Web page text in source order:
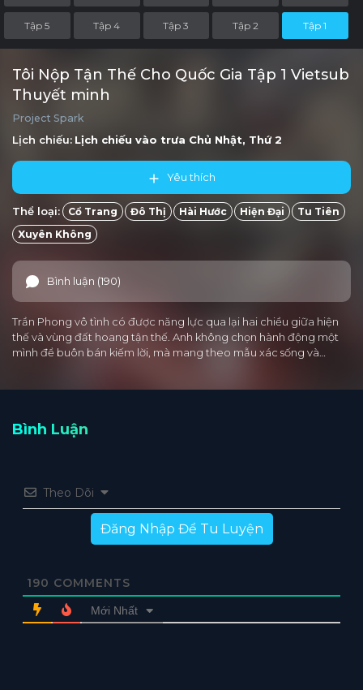
Tập 5 Tập 4 Tập 3 Tập 2 Tập 1
Tôi Nộp Tận Thế Cho Quốc Gia Tập 1 Vietsub
Thuyết minh
Project Spark
Lịch chiếu: Lịch chiếu vào trưa Chủ Nhật, Thứ 2
Yêu thích
Thể loại: Cổ Trang Đô Thị Hài Hước Hiện Đại
Tu Tiên
Xuyên Không
Bình luận (190)
Trần Phong vô tình có được năng lực qua lại hai chiều giữa hiện
thế và vùng đất hoang tận thế. Anh không chọn hành động một
mình để buôn bán kiếm lời, mà mang theo mẫu xác sống và…
Bình Luận
Theo Dõi
Đăng Nhập Để Tu Luyện
190 COMMENTS
Mới Nhất